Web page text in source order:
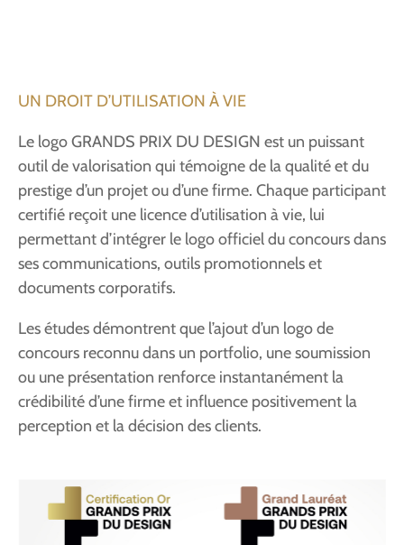
UN DROIT D’UTILISATION À VIE
Le logo GRANDS PRIX DU DESIGN est un puissant
outil de valorisation qui témoigne de la qualité et du
prestige d’un projet ou d’une firme. Chaque participant
certifié reçoit une licence d’utilisation à vie, lui
permettant d’intégrer le logo officiel du concours dans
ses communications, outils promotionnels et
documents corporatifs.
Les études démontrent que l’ajout d’un logo de
concours reconnu dans un portfolio, une soumission
ou une présentation renforce instantanément la
crédibilité d’une firme et influence positivement la
perception et la décision des clients.